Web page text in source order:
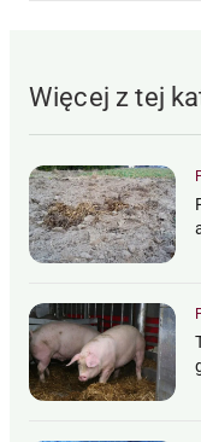
Więcej z tej